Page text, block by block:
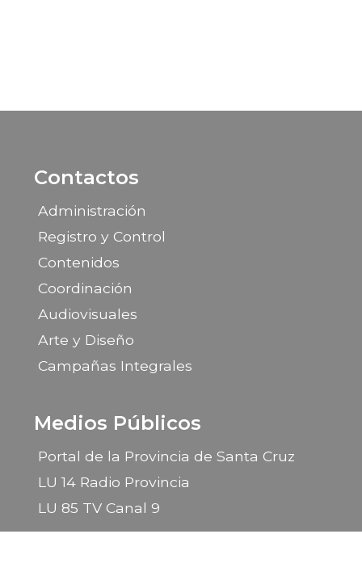
Contactos
Administración
Registro y Control
Contenidos
Coordinación
Audiovisuales
Arte y Diseño
Campañas Integrales
Medios Públicos
Portal de la Provincia de Santa Cruz
LU 14 Radio Provincia
LU 85 TV Canal 9